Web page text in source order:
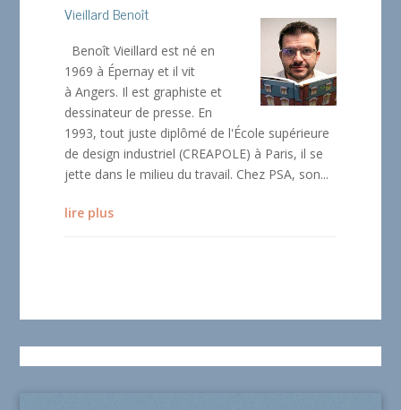
Vieillard Benoît
Benoît Vieillard est né en
1969 à Épernay et il vit
à Angers. Il est graphiste et
dessinateur de presse. En
1993, tout juste diplômé de l'École supérieure
de design industriel (CREAPOLE) à Paris, il se
jette dans le milieu du travail. Chez PSA, son...
lire plus